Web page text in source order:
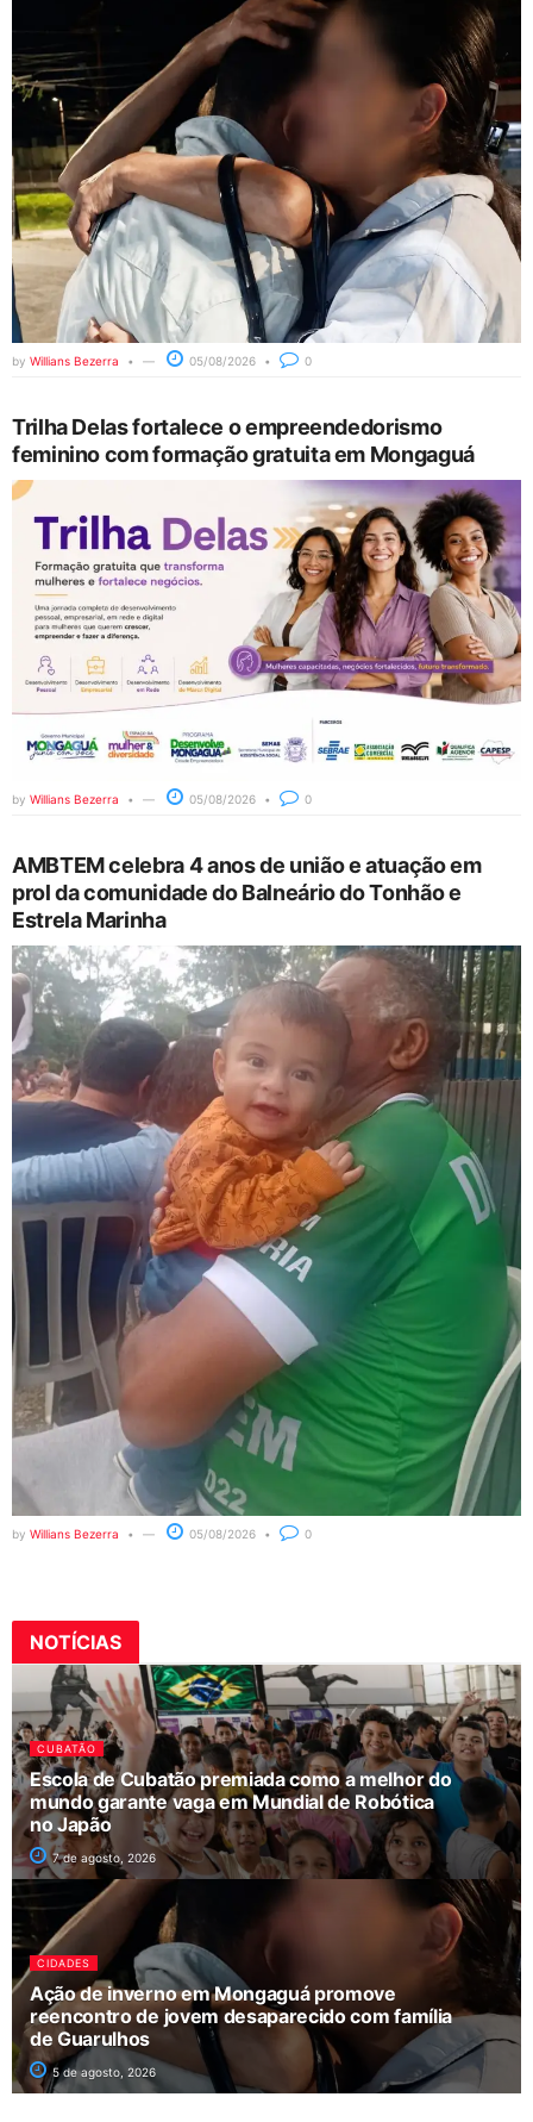
by Willians Bezerra 05/08/2026 0
Trilha Delas fortalece o empreendedorismo
feminino com formação gratuita em Mongaguá
by Willians Bezerra 05/08/2026 0
AMBTEM celebra 4 anos de união e atuação em
prol da comunidade do Balneário do Tonhão e
Estrela Marinha
by Willians Bezerra 05/08/2026 0
NOTÍCIAS
CUBATÃO
Escola de Cubatão premiada como a melhor do
mundo garante vaga em Mundial de Robótica
no Japão
7 de agosto, 2026
CIDADES
Ação de inverno em Mongaguá promove
reencontro de jovem desaparecido com família
de Guarulhos
5 de agosto, 2026